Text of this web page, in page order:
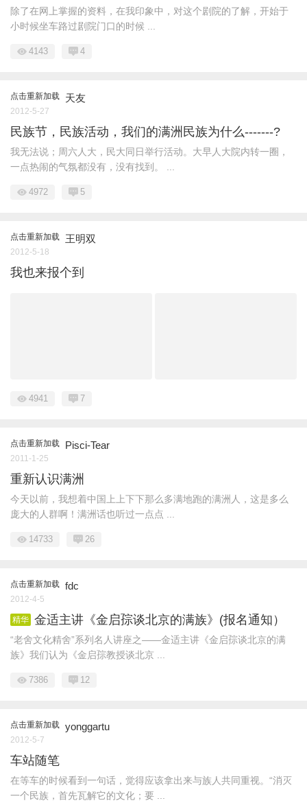
除了在网上掌握的资料，在我印象中，对这个剧院的了解，开始于
小时候坐车路过剧院门口的时候 ...
4143 4
点击重新加载 天友
2012-5-27
民族节，民族活动，我们的满洲民族为什么-------?
我无法说；周六人大，民大同日举行活动。大早人大院内转一圈，
一点热闹的气氛都没有，没有找到。 ...
4972 5
点击重新加载 王明双
2012-5-18
我也来报个到
4941 7
点击重新加载 Pisci-Tear
2011-1-25
重新认识满洲
今天以前，我想着中国上上下下那么多满地跑的满洲人，这是多么
庞大的人群啊！满洲话也听过一点点 ...
14733 26
点击重新加载 fdc
2012-4-5
精华 金适主讲《金启孮谈北京的满族》(报名通知）
“老舍文化精舍”系列名人讲座之——金适主讲《金启孮谈北京的满
族》我们认为《金启孮教授谈北京 ...
7386 12
点击重新加载 yonggartu
2012-5-7
车站随笔
在等车的时候看到一句话，觉得应该拿出来与族人共同重视。“消灭
一个民族，首先瓦解它的文化；要 ...